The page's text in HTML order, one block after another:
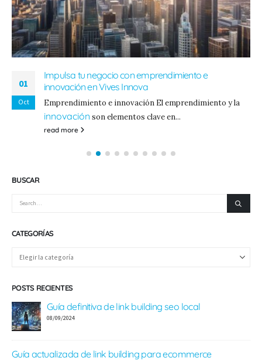
01
Oct
Impulsa tu negocio con emprendimiento e
innovación en Vives Innova
Emprendimiento e innovación El emprendimiento y la
innovación son elementos clave en...
read more
BUSCAR
CATEGORÍAS
POSTS RECIENTES
Guía definitiva de link building seo local
08/09/2024
Guía actualizada de link building para ecommerce